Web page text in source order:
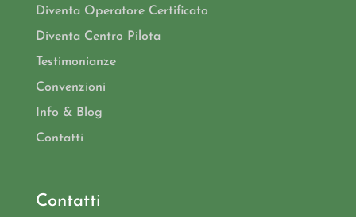
Diventa Operatore Certificato
Diventa Centro Pilota
Testimonianze
Convenzioni
Info & Blog
Contatti
Contatti